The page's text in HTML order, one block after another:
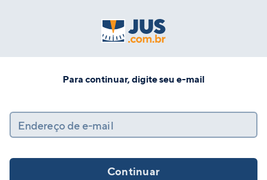
Para continuar, digite seu e-mail
Endereço de e-mail
Continuar